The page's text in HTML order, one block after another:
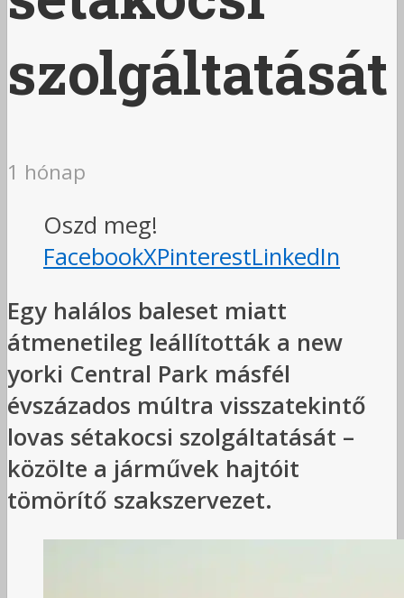
szolgáltatását
1 hónap
Oszd meg!
FacebookXPinterestLinkedIn
Egy halálos baleset miatt
átmenetileg leállították a new
yorki Central Park másfél
évszázados múltra visszatekintő
lovas sétakocsi szolgáltatását –
közölte a járművek hajtóit
tömörítő szakszervezet.